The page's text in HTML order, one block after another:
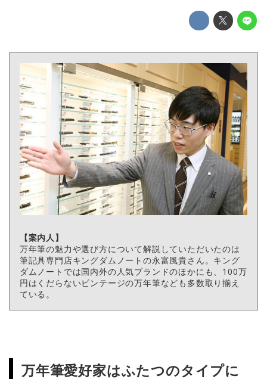
【案内人】
万年筆の魅力や選び方について解説していただいたのは
筆記具専門店キングダムノートの永富風貴さん。キング
ダムノートでは国内外の人気ブランドのほかにも、100万
円はくだらないビンテージの万年筆なども多数取り揃え
ている。
万年筆愛好家はふたつのタイプに